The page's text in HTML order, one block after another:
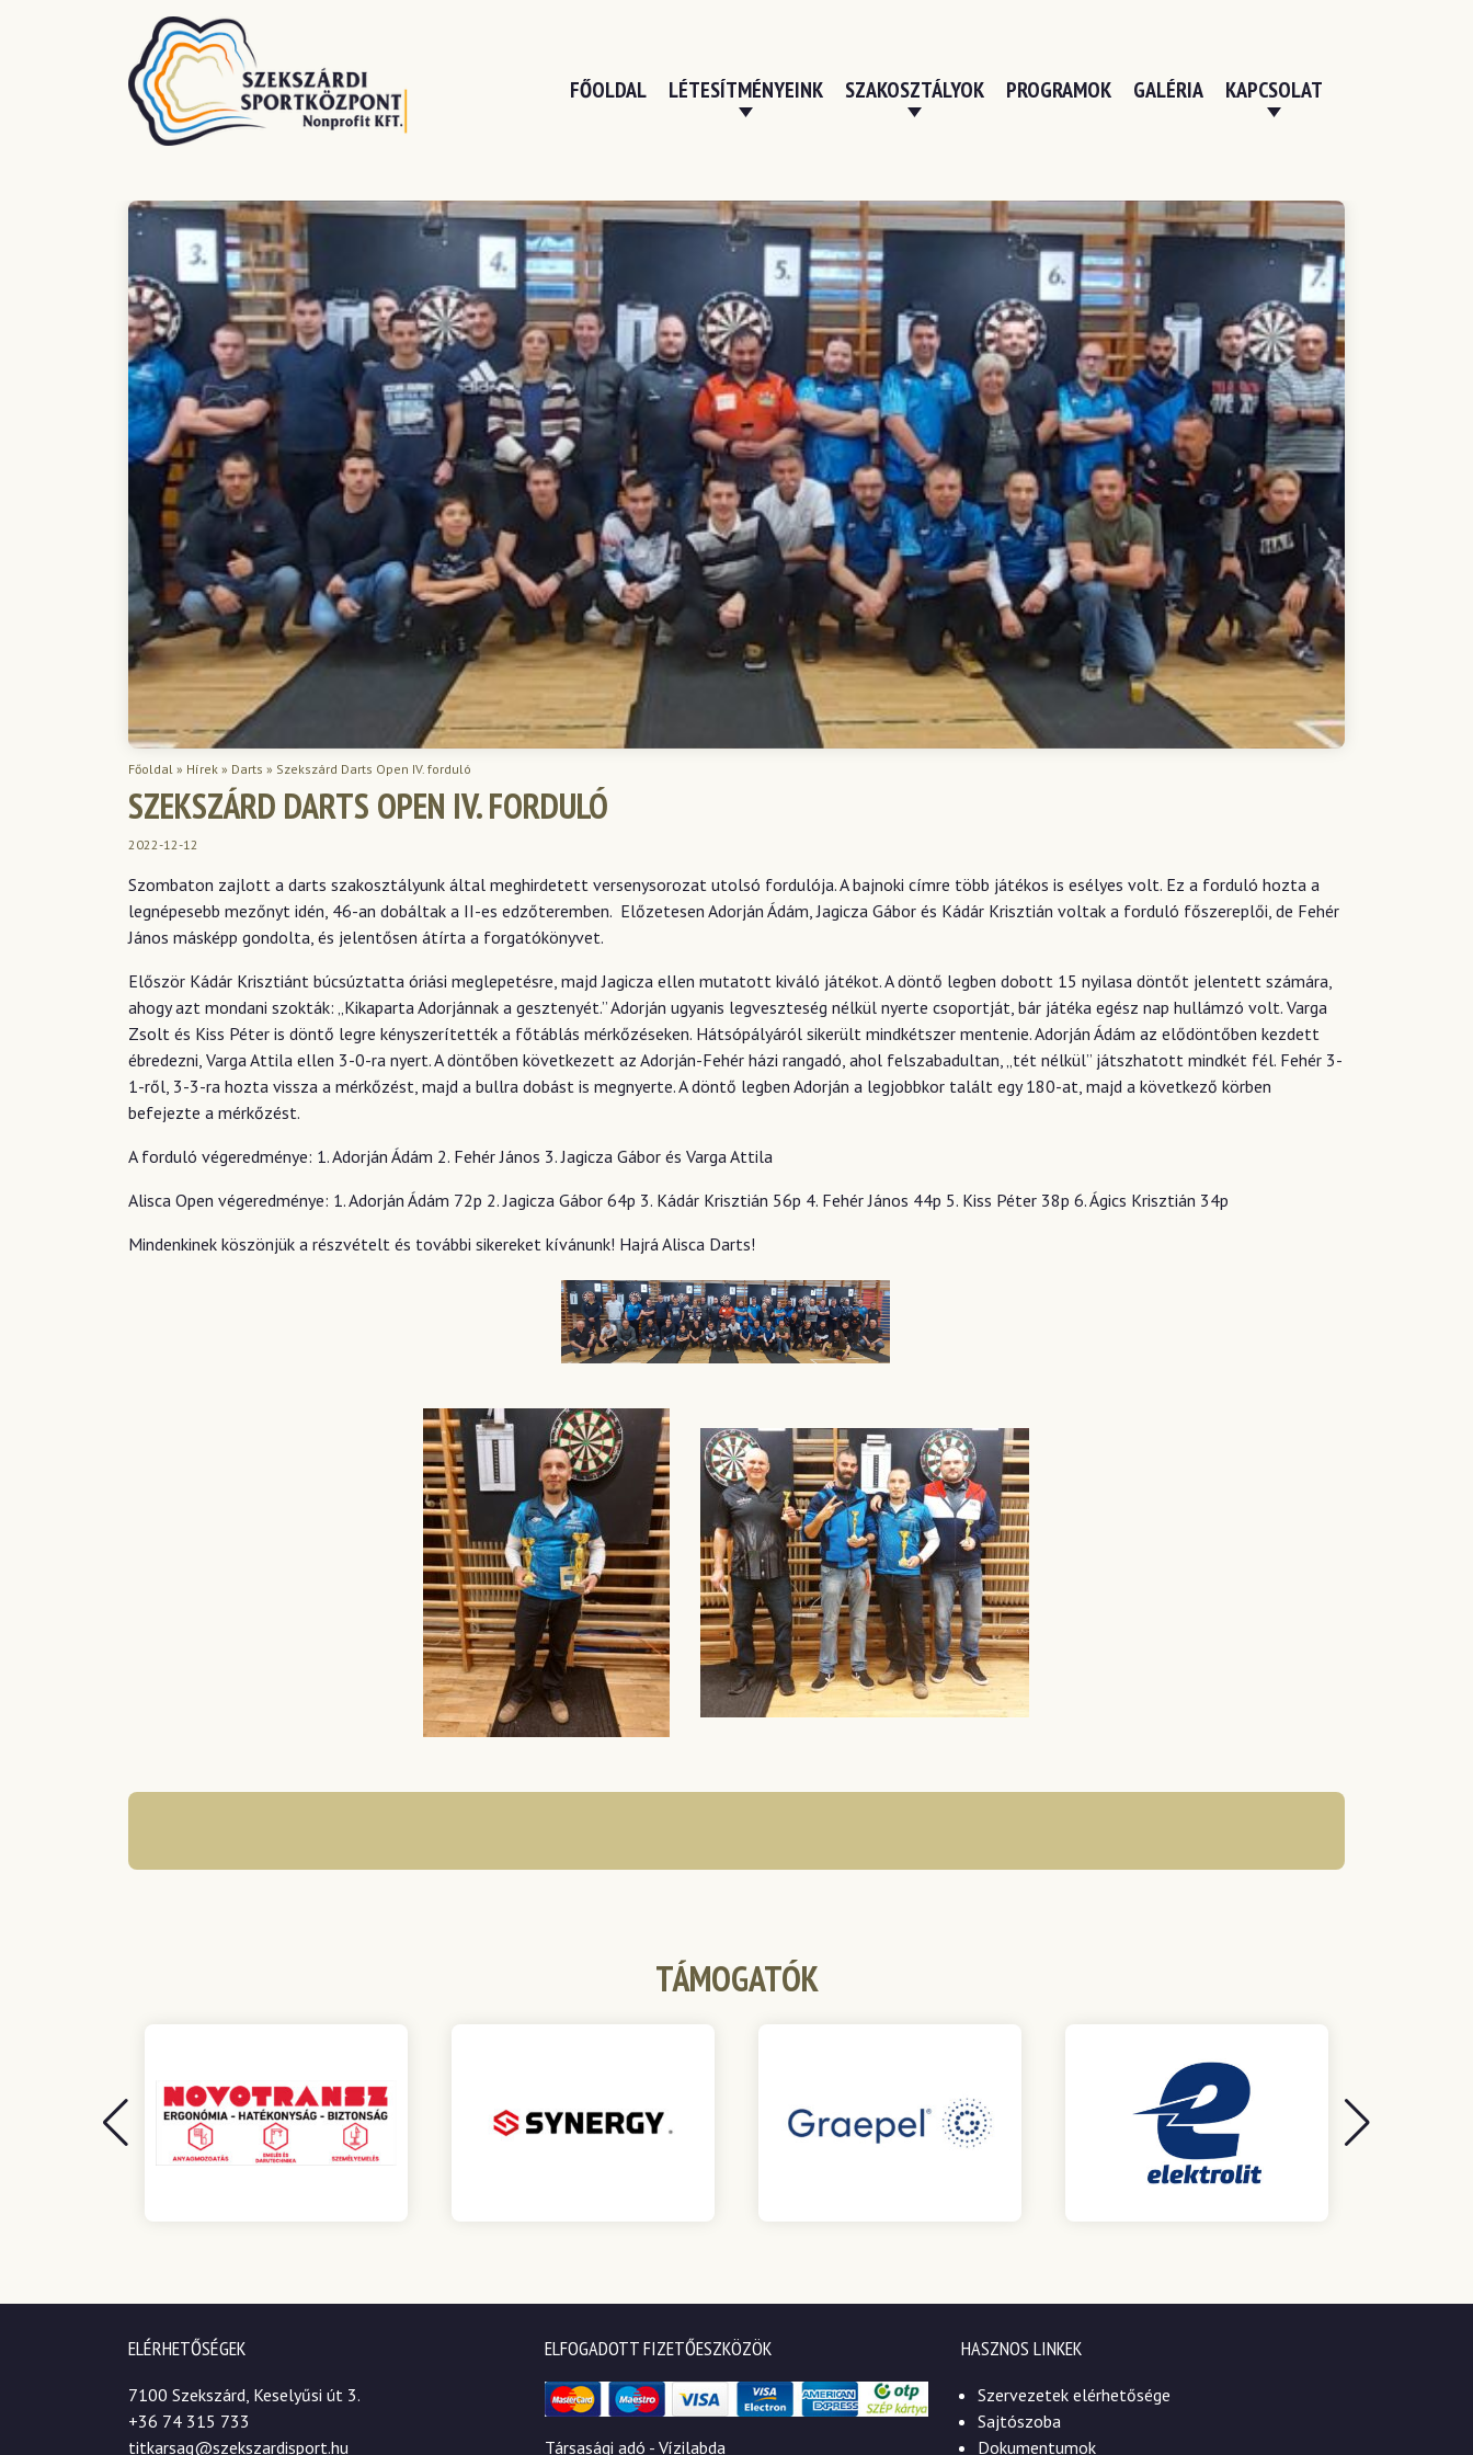
FŐOLDAL LÉTESÍTMÉNYEINK SZAKOSZTÁLYOK PROGRAMOK GALÉRIA KAPCSOLAT
Főoldal » Hírek » Darts » Szekszárd Darts Open IV. forduló
SZEKSZÁRD DARTS OPEN IV. FORDULÓ
2022-12-12
Szombaton zajlott a darts szakosztályunk által meghirdetett versenysorozat utolsó fordulója. A bajnoki címre több játékos is esélyes volt. Ez a forduló hozta a
legnépesebb mezőnyt idén, 46-an dobáltak a II-es edzőteremben. Előzetesen Adorján Ádám, Jagicza Gábor és Kádár Krisztián voltak a forduló főszereplői, de Fehér
János másképp gondolta, és jelentősen átírta a forgatókönyvet.
Először Kádár Krisztiánt búcsúztatta óriási meglepetésre, majd Jagicza ellen mutatott kiváló játékot. A döntő legben dobott 15 nyilasa döntőt jelentett számára,
ahogy azt mondani szokták: „Kikaparta Adorjánnak a gesztenyét.” Adorján ugyanis legveszteség nélkül nyerte csoportját, bár játéka egész nap hullámzó volt. Varga
Zsolt és Kiss Péter is döntő legre kényszerítették a főtáblás mérkőzéseken. Hátsópályáról sikerült mindkétszer mentenie. Adorján Ádám az elődöntőben kezdett
ébredezni, Varga Attila ellen 3-0-ra nyert. A döntőben következett az Adorján-Fehér házi rangadó, ahol felszabadultan, „tét nélkül” játszhatott mindkét fél. Fehér 3-
1-ről, 3-3-ra hozta vissza a mérkőzést, majd a bullra dobást is megnyerte. A döntő legben Adorján a legjobbkor talált egy 180-at, majd a következő körben
befejezte a mérkőzést.
A forduló végeredménye: 1. Adorján Ádám 2. Fehér János 3. Jagicza Gábor és Varga Attila
Alisca Open végeredménye: 1. Adorján Ádám 72p 2. Jagicza Gábor 64p 3. Kádár Krisztián 56p 4. Fehér János 44p 5. Kiss Péter 38p 6. Ágics Krisztián 34p
Mindenkinek köszönjük a részvételt és további sikereket kívánunk! Hajrá Alisca Darts!
TÁMOGATÓK
ELÉRHETŐSÉGEK
7100 Szekszárd, Keselyűsi út 3.
+36 74 315 733
titkarsag@szekszardisport.hu
ELFOGADOTT FIZETŐESZKÖZÖK
Társasági adó - Vízilabda
HASZNOS LINKEK
Szervezetek elérhetősége
Sajtószoba
Dokumentumok